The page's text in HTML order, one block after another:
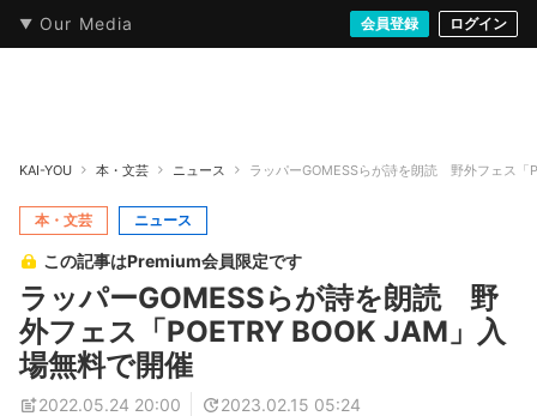
Our Media 会員登録 ログイン
本・文芸 情報化社会 音楽・映像 ゲームストリート
KAI-YOU 本・文芸 ニュース ラッパーGOMESSらが詩を朗読 野外フェス「
本・文芸 ニュース
この記事はPremium会員限定です
ラッパーGOMESSらが詩を朗読 野
外フェス「POETRY BOOK JAM」入
場無料で開催
2022.05.24 20:00
2023.02.15 05:24